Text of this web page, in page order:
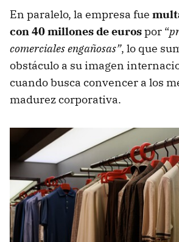
En paralelo, la empresa fue
con 40 millones de eurospor “
comerciales engañosas”, lo que
obstáculo a su imagen
cuando busca convencer a los
madurez corporativa.